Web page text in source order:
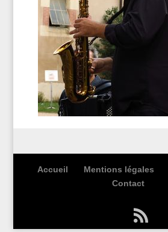
Accueil Mentions légales
Contact